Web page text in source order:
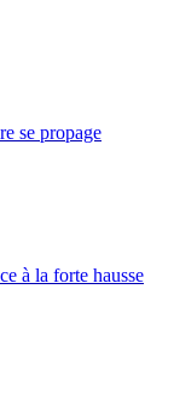
se propage
à la forte hausse